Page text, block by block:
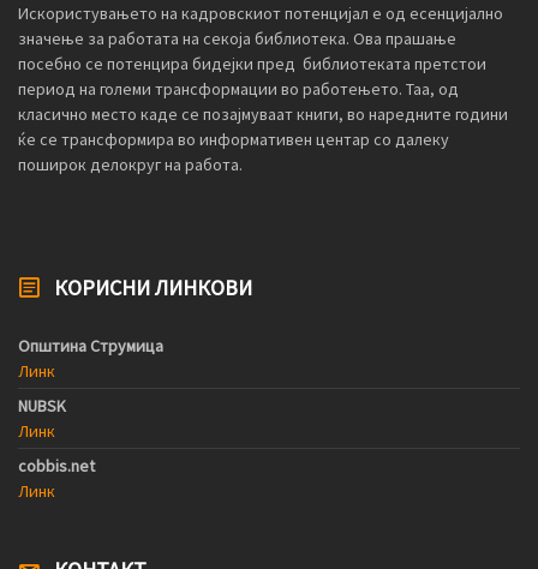
Искористувањето на кадровскиот потенцијал е од есенцијално
значење за работата на секоја библиотека. Ова прашање
посебно се потенцира бидејки пред библиотеката претстои
период на големи трансформации во работењето. Таа, од
класично место каде се позајмуваат книги, во наредните години
ќе се трансформира во информативен центар со далеку
поширок делокруг на работа.
КОРИСНИ ЛИНКОВИ
Општина Струмица
Линк
NUBSK
Линк
cobbis.net
Линк